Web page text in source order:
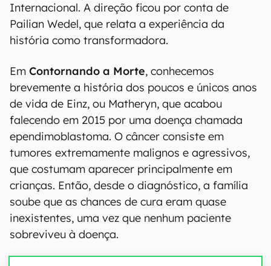
Internacional. A direção ficou por conta de
Pailian Wedel, que relata a experiência da
história como transformadora.
Em Contornando a Morte, conhecemos
brevemente a história dos poucos e únicos anos
de vida de Einz, ou Matheryn, que acabou
falecendo em 2015 por uma doença chamada
ependimoblastoma. O câncer consiste em
tumores extremamente malignos e agressivos,
que costumam aparecer principalmente em
crianças. Então, desde o diagnóstico, a família
soube que as chances de cura eram quase
inexistentes, uma vez que nenhum paciente
sobreviveu à doença.